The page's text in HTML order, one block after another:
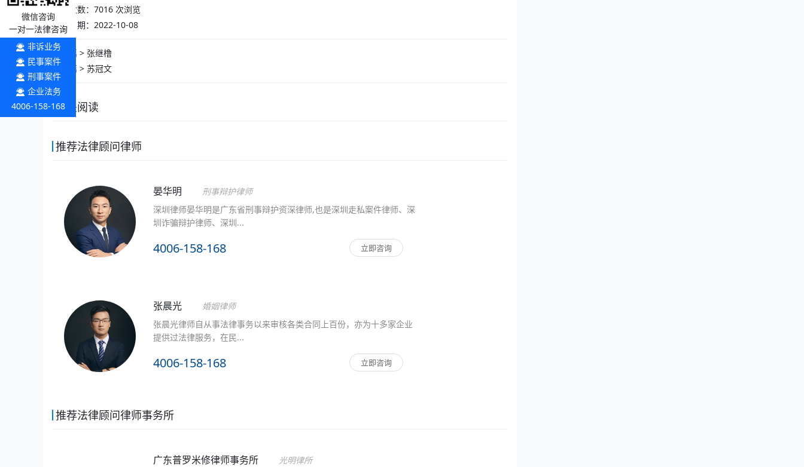
浏览次数： 7016 次浏览
发布日期：2022-10-08
上一篇 > 张继橹
下一篇 > 苏冠文
相关阅读
推荐法律顾问律师
晏华明
刑事辩护律师
深圳律师晏华明是广东省刑事辩护资深律师,也是深圳走私案件律师、深
圳诈骗辩护律师、深圳...
4006-158-168 立即咨询
张晨光
婚姻律师
张晨光律师自从事法律事务以来审核各类合同上百份，亦为十多家企业
提供过法律服务，在民...
4006-158-168 立即咨询
推荐法律顾问律师事务所
广东普罗米修律师事务所
光明律所
微信咨询
一对一法律咨询
非诉业务
民事案件
刑事案件
企业法务
4006-158-168